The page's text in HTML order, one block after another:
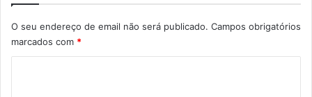
O seu endereço de email não será publicado. Campos obrigatórios
marcados com *